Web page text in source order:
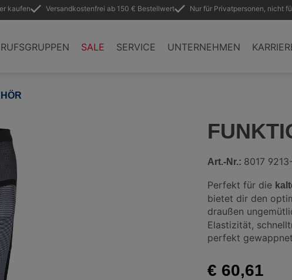
kaufen Versandkostenfrei ab 150 € Bestellwert Nur für Privatpersonen, nicht
SALE SERVICE UNTERNEHMEN
Art.-Nr.: 8017
Perfekt für die
bietet dir den
draußen
Elastizität,
perfekt
€ 60,61